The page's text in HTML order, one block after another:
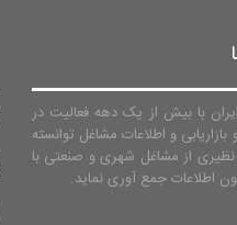
با بیش از یک دهه فعالیت در
بازاریابی و اطلاعات مشاغل توانسته
از مشاغل شهری و صنعتی با